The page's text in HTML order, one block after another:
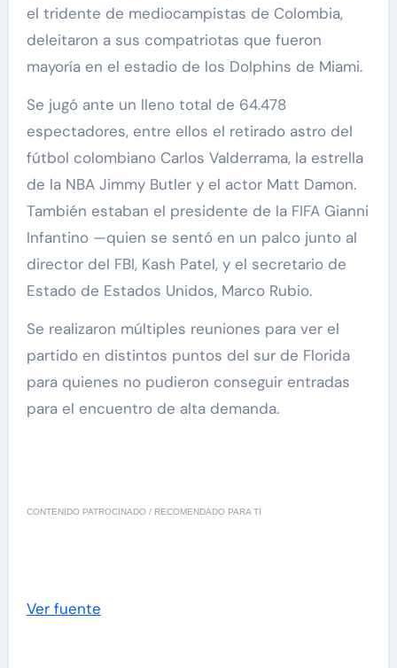
el tridente de mediocampistas de Colombia,
deleitaron a sus compatriotas que fueron
mayoría en el estadio de los Dolphins de Miami.
Se jugó ante un lleno total de 64.478
espectadores, entre ellos el retirado astro del
fútbol colombiano Carlos Valderrama, la estrella
de la NBA Jimmy Butler y el actor Matt Damon.
También estaban el presidente de la FIFA Gianni
Infantino —quien se sentó en un palco junto al
director del FBI, Kash Patel, y el secretario de
Estado de Estados Unidos, Marco Rubio.
Se realizaron múltiples reuniones para ver el
partido en distintos puntos del sur de Florida
para quienes no pudieron conseguir entradas
para el encuentro de alta demanda.
CONTENIDO PATROCINADO / RECOMENDADO PARA TI
Ver fuente